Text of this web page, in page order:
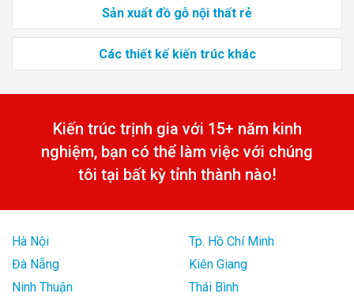
Sản xuất đồ gỗ nội thất rẻ
Các thiết kế kiến trúc khác
Kiến trúc trịnh gia với 15+ năm kinh
nghiệm, bạn có thể làm việc với chúng
tôi tại bất kỳ tỉnh thành nào!
Hà Nội
Tp. Hồ Chí Minh
Đà Nẵng
Kiên Giang
Ninh Thuận
Thái Bình